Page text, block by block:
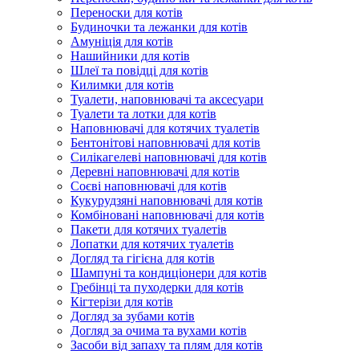
Переноски для котів
Будиночки та лежанки для котів
Амуніція для котів
Нашийники для котів
Шлеї та повідці для котів
Килимки для котів
Туалети, наповнювачі та аксесуари
Туалети та лотки для котів
Наповнювачі для котячих туалетів
Бентонітові наповнювачі для котів
Силікагелеві наповнювачі для котів
Деревні наповнювачі для котів
Соєві наповнювачі для котів
Кукурудзяні наповнювачі для котів
Комбіновані наповнювачі для котів
Пакети для котячих туалетів
Лопатки для котячих туалетів
Догляд та гігієна для котів
Шампуні та кондиціонери для котів
Гребінці та пуходерки для котів
Кігтерізи для котів
Догляд за зубами котів
Догляд за очима та вухами котів
Засоби від запаху та плям для котів